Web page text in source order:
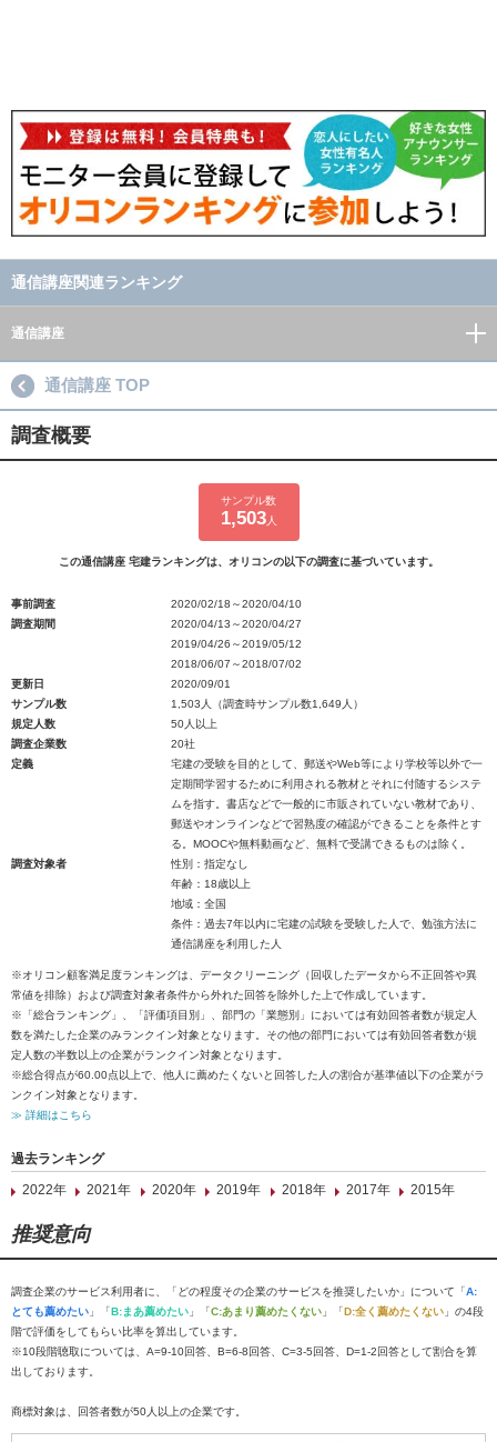
通信講座関連ランキング
通信講座
通信講座 TOP
調査概要
サンプル数
1,503人
この通信講座 宅建ランキングは、オリコンの以下の調査に基づいています。
事前調査
2020/02/18～2020/04/10
調査期間
2020/04/13～2020/04/27
2019/04/26～2019/05/12
2018/06/07～2018/07/02
更新日
2020/09/01
サンプル数
1,503人（調査時サンプル数1,649人）
規定人数
50人以上
調査企業数
20社
定義
宅建の受験を目的として、郵送やWeb等により学校等以外で一
定期間学習するために利用される教材とそれに付随するシステ
ムを指す。書店などで一般的に市販されていない教材であり、
郵送やオンラインなどで習熟度の確認ができることを条件とす
る。MOOCや無料動画など、無料で受講できるものは除く。
調査対象者
性別：指定なし
年齢：18歳以上
地域：全国
条件：過去7年以内に宅建の試験を受験した人で、勉強方法に
通信講座を利用した人
※オリコン顧客満足度ランキングは、データクリーニング（回収したデータから不正回答や異
常値を排除）および調査対象者条件から外れた回答を除外した上で作成しています。
※「総合ランキング」、「評価項目別」、部門の「業態別」においては有効回答者数が規定人
数を満たした企業のみランクイン対象となります。その他の部門においては有効回答者数が規
定人数の半数以上の企業がランクイン対象となります。
※総合得点が60.00点以上で、他人に薦めたくないと回答した人の割合が基準値以下の企業がラ
ンクイン対象となります。
≫ 詳細はこちら
過去ランキング
2022年
2021年 2020年 2019年 2018年 2017年 2015年
推奨意向
調査企業のサービス利用者に、「どの程度その企業のサービスを推奨したいか」について「A:
とても薦めたい 」「B:まあ薦めたい 」「C:あまり薦めたくない 」「D:全く薦めたくない 」の4段
階で評価をしてもらい比率を算出しています。
※10段階聴取については、A=9-10回答、B=6-8回答、C=3-5回答、D=1-2回答として割合を算
出しております。
商標対象は、回答者数が50人以上の企業です。